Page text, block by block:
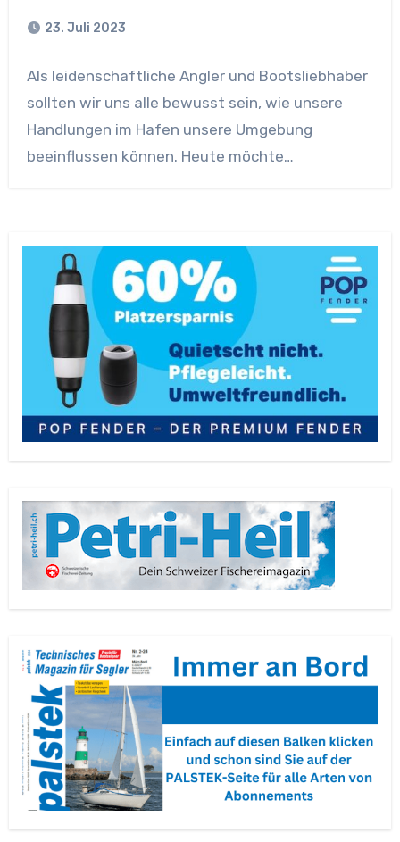
23. Juli 2023
Als leidenschaftliche Angler und Bootsliebhaber
sollten wir uns alle bewusst sein, wie unsere
Handlungen im Hafen unsere Umgebung
beeinflussen können. Heute möchte…